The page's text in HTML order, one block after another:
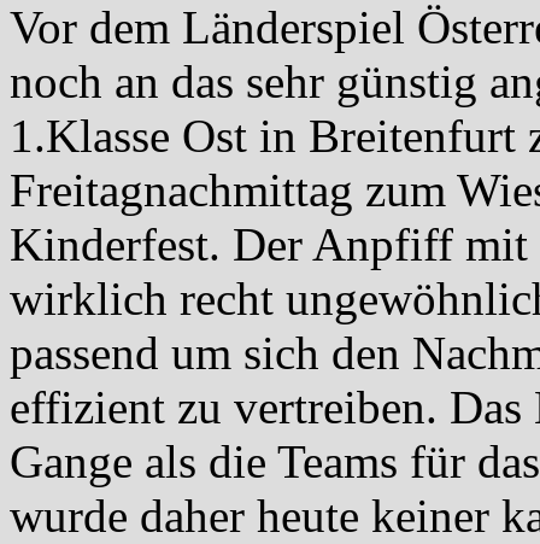
Vor dem Länderspiel
noch an das sehr günstig
1.Klasse Ost in Breitenfurt
Freitagnachmittag zum
Kinderfest. Der Anpfiff mit
wirklich recht
passend um sich den
effizient zu vertreiben.
Gange als die Teams für
wurde daher heute keiner